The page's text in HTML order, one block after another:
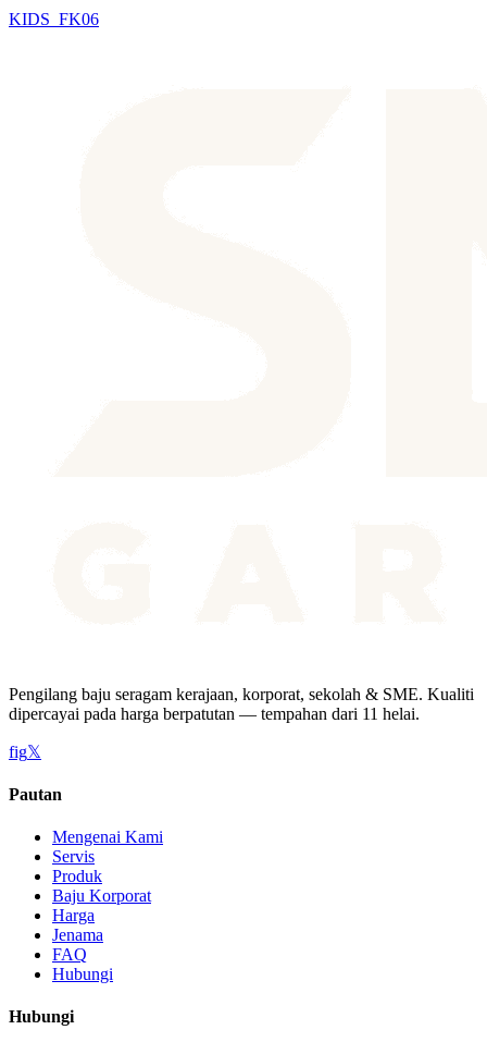
KIDS_FK06
Pengilang baju seragam kerajaan, korporat, sekolah & SME. Kualiti
dipercayai pada harga berpatutan — tempahan dari 11 helai.
fig𝕏
Pautan
Mengenai Kami
Servis
Produk
Baju Korporat
Harga
Jenama
FAQ
Hubungi
Hubungi